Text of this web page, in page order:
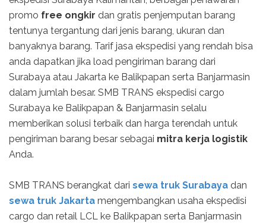
promo free ongkir dan gratis penjemputan barang
tentunya tergantung dari jenis barang, ukuran dan
banyaknya barang. Tarif jasa ekspedisi yang rendah bisa
anda dapatkan jika load pengiriman barang dari
Surabaya atau Jakarta ke Balikpapan serta Banjarmasin
dalam jumlah besar. SMB TRANS ekspedisi cargo
Surabaya ke Balikpapan & Banjarmasin selalu
memberikan solusi terbaik dan harga terendah untuk
pengiriman barang besar sebagai mitra kerja logistik
Anda.
SMB TRANS berangkat dari sewa truk Surabaya dan
sewa truk Jakarta mengembangkan usaha ekspedisi
cargo dan retail LCL ke Balikpapan serta Banjarmasin